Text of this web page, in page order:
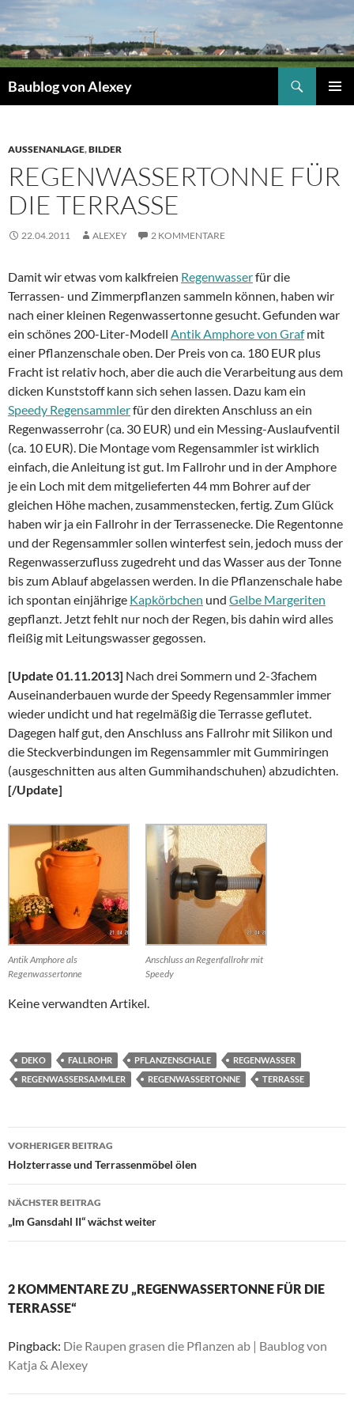
Inhalt
springen
Baublog von Alexey
AUSSENANLAGE ,BILDER
REGENWASSERTONNE FÜR
DIE TERRASSE
22.04.2011 ALEXEY 2 KOMMENTARE
Damit wir etwas vom kalkfreien Regenwasserfür die
Terrassen- und Zimmerpflanzen sammeln können, haben wir
nach einer kleinen Regenwassertonne gesucht. Gefunden war
ein schönes 200-Liter-Modell Antik Amphore von Grafmit
einer Pflanzenschale oben. Der Preis von ca. 180 EUR plus
Fracht ist relativ hoch, aber die auch die Verarbeitung aus dem
dicken Kunststoff kann sich sehen lassen. Dazu kam ein
Speedy Regensammlerfür den direkten Anschluss an ein
Regenwasserrohr (ca. 30 EUR) und ein Messing-Auslaufventil
(ca. 10 EUR). Die Montage vom Regensammler ist wirklich
einfach, die Anleitung ist gut. Im Fallrohr und in der Amphore
je ein Loch mit dem mitgelieferten 44 mm Bohrer auf der
gleichen Höhe machen, zusammenstecken, fertig. Zum Glück
haben wir ja ein Fallrohr in der Terrassenecke. Die Regentonne
und der Regensammler sollen winterfest sein, jedoch muss der
Regenwasserzufluss zugedreht und das Wasser aus der Tonne
bis zum Ablauf abgelassen werden. In die Pflanzenschale habe
ich spontan einjährige Kapkörbchen und Gelbe Margeriten
gepflanzt. Jetzt fehlt nur noch der Regen, bis dahin wird alles
fleißig mit Leitungswasser gegossen.
[Update 01.11.2013] Nach drei Sommern und 2-3fachem
Auseinanderbauen wurde der Speedy Regensammler immer
wieder undicht und hat regelmäßig die Terrasse geflutet.
Dagegen half gut, den Anschluss ans Fallrohr mit Silikon und
die Steckverbindungen im Regensammler mit Gummiringen
(ausgeschnitten aus alten Gummihandschuhen) abzudichten.
[/Update]
Antik Amphore als
Regenwassertonne
Anschluss an Regenfallrohr mit
Speedy
Keine verwandten Artikel.
DEKO FALLROHR PFLANZENSCHALE
REGENWASSER
REGENWASSERSAMMLER
REGENWASSERTONNE TERRASSE
Beitragsnavigation
VORHERIGER BEITRAG
Holzterrasse und Terrassenmöbel ölen
NÄCHSTER BEITRAG
„Im Gansdahl II“ wächst weiter
2 KOMMENTARE ZU „REGENWASSERTONNE FÜR DIE
TERRASSE“
Pingback: Die Raupen grasen die Pflanzen ab | Baublog von
Katja & Alexey